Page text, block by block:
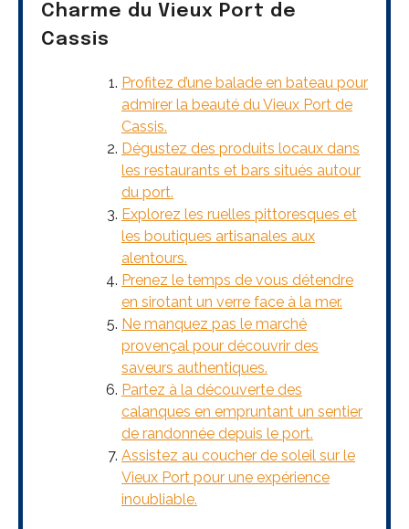
Charme du Vieux Port de
Cassis
Profitez d’une balade en bateau pour
admirer la beauté du Vieux Port de
Cassis.
Dégustez des produits locaux dans
les restaurants et bars situés autour
du port.
Explorez les ruelles pittoresques et
les boutiques artisanales aux
alentours.
Prenez le temps de vous détendre
en sirotant un verre face à la mer.
Ne manquez pas le marché
provençal pour découvrir des
saveurs authentiques.
Partez à la découverte des
calanques en empruntant un sentier
de randonnée depuis le port.
Assistez au coucher de soleil sur le
Vieux Port pour une expérience
inoubliable.